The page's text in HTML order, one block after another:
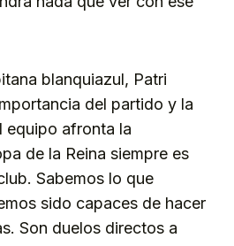
blanquiazul, Patri
del partido y la
equipo afronta la
de la Reina siempre es
Sabemos lo que
sido capaces de hacer
Son duelos directos a